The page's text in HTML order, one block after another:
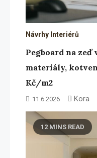
Návrhy Interiérů
Pegboard na zeď
materiály,
Kč/m2
11.6.2026 Kora
12 MINS READ